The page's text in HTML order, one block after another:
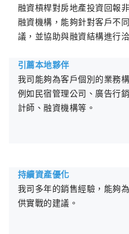
融資槓桿對房地產投資回報
融資機構，能夠針對客戶不
議，並協助與融資結構進行洽
引薦本地夥伴
我司能夠為客戶個別的業務
例如民宿管理公司、廣告行
計師、融資機構等。
持續資產優化
我司多年的銷售經驗，能夠
供實戰的建議。